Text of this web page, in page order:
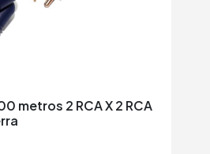
metros 2 RCA X 2 RCA